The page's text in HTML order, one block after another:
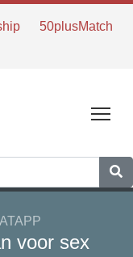
50plusMatch
voor sex